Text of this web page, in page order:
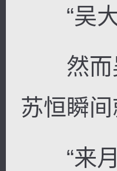
“吴大
然而吴
苏恒瞬间
“来月